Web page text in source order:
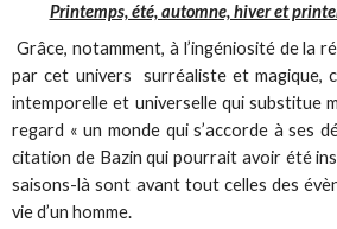
Printemps, été, automne, hiver et
Grâce, notamment, à l’ingéniosité de la
par cet univers surréaliste et magique,
intemporelle et universelle qui substitue
regard « un monde qui s’accorde à ses
citation de Bazin qui pourrait avoir été
saisons-là sont avant tout celles des
vie d’un homme.